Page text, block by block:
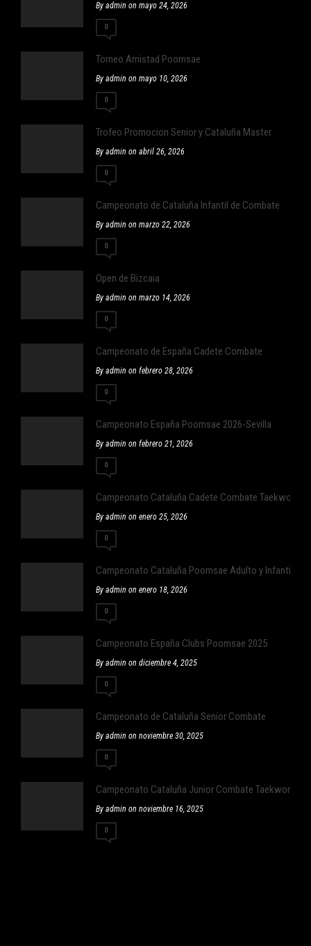
By admin on mayo 24, 2026
0
Torneo Amistad Poomsae
By admin on mayo 10, 2026
0
Trofeo Promocion Senior y Cataluña Master
By admin on abril 26, 2026
0
Campeonato de Cataluña Infantil de Combate
By admin on marzo 22, 2026
0
Open de Bizcaia
By admin on marzo 14, 2026
0
Campeonato de España Cadete Combate
By admin on febrero 28, 2026
0
Campeonato España Poomsae 2026-Sevilla
By admin on febrero 21, 2026
0
Campeonato Cataluña Cadete Combate Taekwondo
By admin on enero 25, 2026
0
Campeonato Cataluña Poomsae Adulto y Infantil
By admin on enero 18, 2026
0
Campeonato España Clubs Poomsae 2025
By admin on diciembre 4, 2025
0
Campeonato de Cataluña Senior Combate
By admin on noviembre 30, 2025
0
Campeonato Cataluña Junior Combate Taekwondo
By admin on noviembre 16, 2025
0